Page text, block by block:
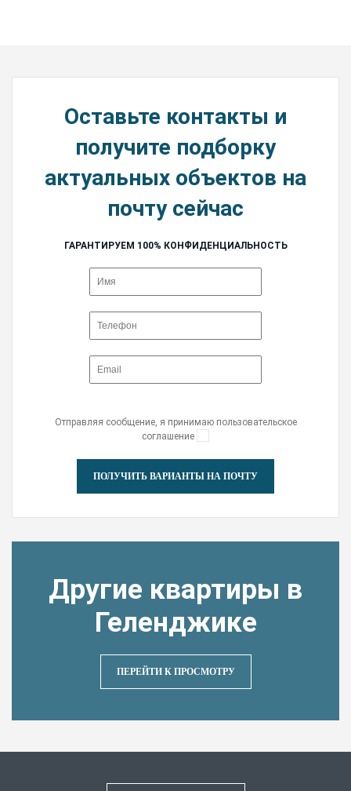
Оставьте контакты и
получите подборку
актуальных объектов на
почту сейчас
ГАРАНТИРУЕМ 100% КОНФИДЕНЦИАЛЬНОСТЬ
Отправляя сообщение, я принимаю пользовательское
соглашение
ПОЛУЧИТЬ ВАРИАНТЫ НА ПОЧТУ
Другие квартиры в
Геленджике
ПЕРЕЙТИ К ПРОСМОТРУ